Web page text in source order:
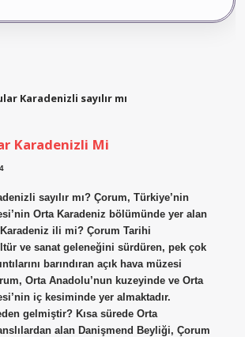
Karadenizli sayılır mı
Karadenizli Mi
sayılır mı? Çorum, Türkiye’nin
Orta Karadeniz bölümünde yer alan
ili mi? Çorum Tarihi
ve sanat geleneğini sürdüren, pek çok
barındıran açık hava müzesi
Orta Anadolu’nun kuzeyinde ve Orta
iç kesiminde yer almaktadır.
gelmiştir? Kısa sürede Orta
alan Danişmend Beyliği, Çorum